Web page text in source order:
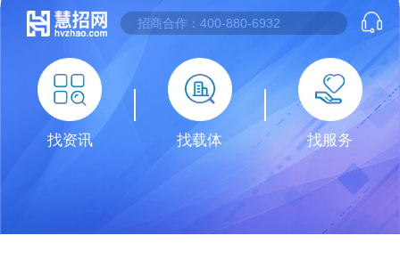
找资讯 找载体 找服务